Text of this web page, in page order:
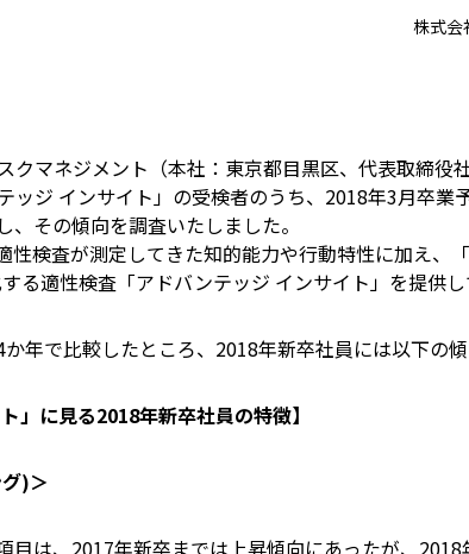
株式会
マネジメント（本社：東京都目黒区、代表取締役
ッジ インサイト」の受検者のうち、2018年3月卒業
その傾向を調査いたしました。
検査が測定してきた知的能力や行動特性に加え、
る適性検査「アドバンテッジ インサイト」を提供し
年で比較したところ、2018年新卒社員には以下の傾
」に見る2018年新卒社員の特徴】
)＞
目は、2017年新卒までは上昇傾向にあったが、2018